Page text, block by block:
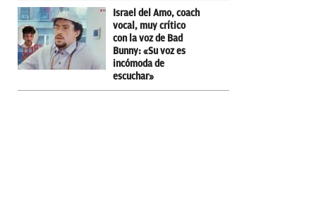
Israel del Amo, coach
vocal, muy crítico
con la voz de Bad
Bunny: «Su voz es
incómoda de
escuchar»